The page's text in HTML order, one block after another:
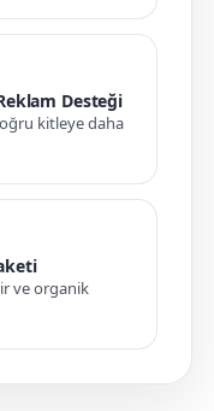
Desteği
kitleye daha
ve organik